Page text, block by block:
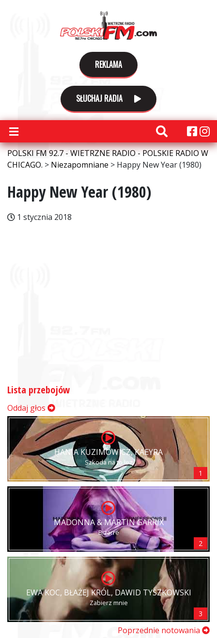
REKLAMA
SŁUCHAJ RADIA
POLSKI FM 92.7 - WIETRZNE RADIO - POLSKIE RADIO W
CHICAGO. > Niezapomniane > Happy New Year (1980)
Happy New Year (1980)
1 stycznia 2018
Lista przebojów
Oddaj głos
HANIA KUZIMOWICZ, KAEYRA
Szkoda na to łez
1
MADONNA & MARTIN GARRIX
Bizarre
2
EWA KOC, BŁAŻEJ KRÓL, DAWID TYSZKOWSKI
Zabierz mnie
3
Poprzednie notowania